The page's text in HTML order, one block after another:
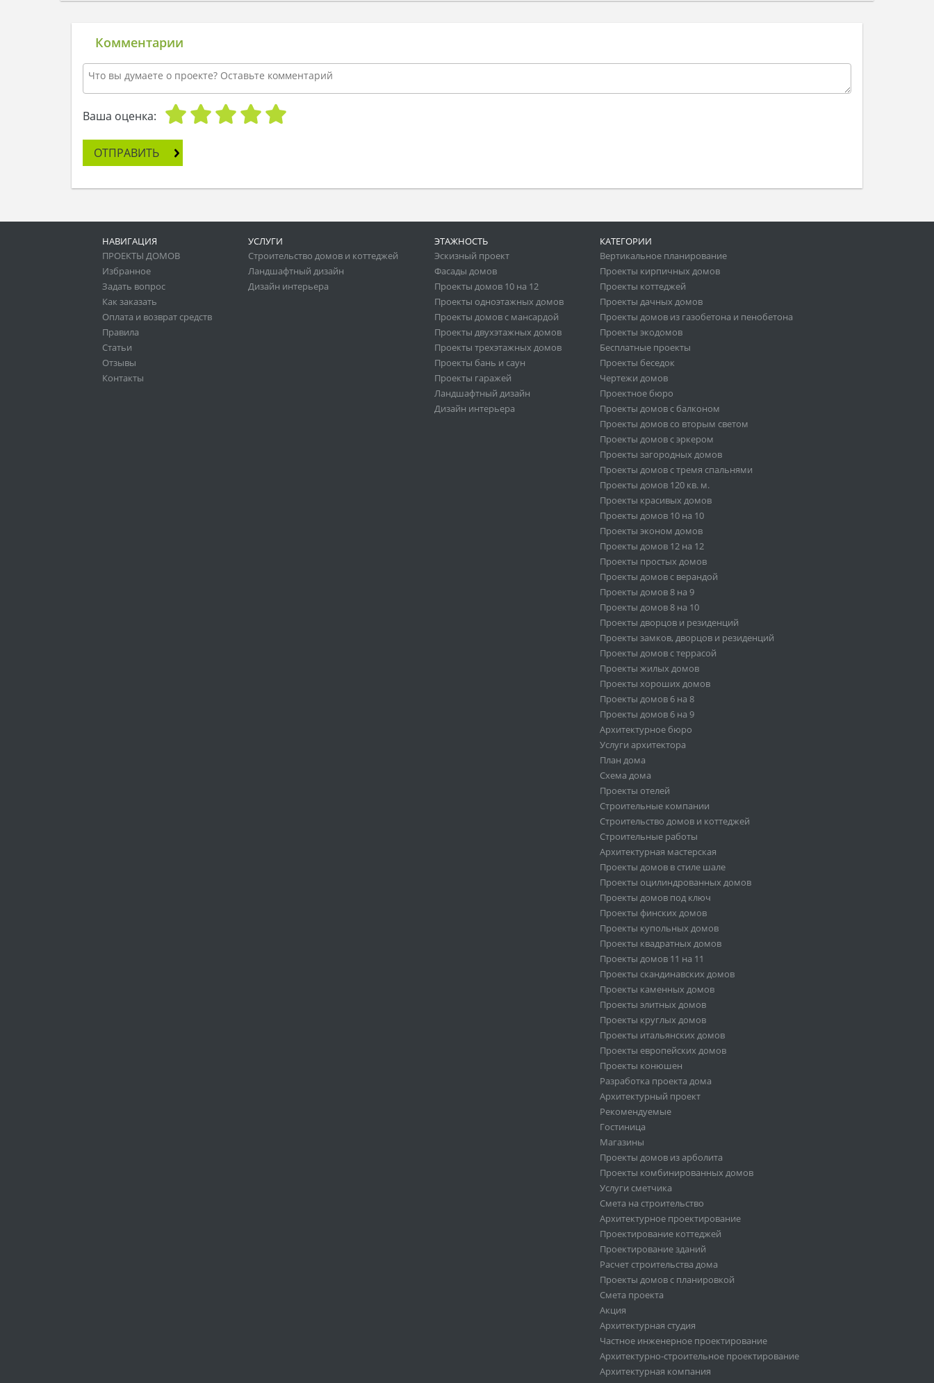
Комментарии
Ваша оценка:
ОТПРАВИТЬ
НАВИГАЦИЯ
ПРОЕКТЫ ДОМОВ
Избранное
Задать вопрос
Как заказать
Оплата и возврат средств
Правила
Статьи
Отзывы
Контакты
УСЛУГИ
Строительство домов и коттеджей
Ландшафтный дизайн
Дизайн интерьера
ЭТАЖНОСТЬ
Эскизный проект
Фасады домов
Проекты домов 10 на 12
Проекты одноэтажных домов
Проекты домов с мансардой
Проекты двухэтажных домов
Проекты трехэтажных домов
Проекты бань и саун
Проекты гаражей
Ландшафтный дизайн
Дизайн интерьера
КАТЕГОРИИ
Вертикальное планирование
Проекты кирпичных домов
Проекты коттеджей
Проекты дачных домов
Проекты домов из газобетона и пенобетона
Проекты экодомов
Бесплатные проекты
Проекты беседок
Чертежи домов
Проектное бюро
Проекты домов с балконом
Проекты домов со вторым светом
Проекты домов с эркером
Проекты загородных домов
Проекты домов с тремя спальнями
Проекты домов 120 кв. м.
Проекты красивых домов
Проекты домов 10 на 10
Проекты эконом домов
Проекты домов 12 на 12
Проекты простых домов
Проекты домов с верандой
Проекты домов 8 на 9
Проекты домов 8 на 10
Проекты дворцов и резиденций
Проекты замков, дворцов и резиденций
Проекты домов с террасой
Проекты жилых домов
Проекты хороших домов
Проекты домов 6 на 8
Проекты домов 6 на 9
Архитектурное бюро
Услуги архитектора
План дома
Схема дома
Проекты отелей
Строительные компании
Строительство домов и коттеджей
Строительные работы
Архитектурная мастерская
Проекты домов в стиле шале
Проекты оцилиндрованных домов
Проекты домов под ключ
Проекты финских домов
Проекты купольных домов
Проекты квадратных домов
Проекты домов 11 на 11
Проекты скандинавских домов
Проекты каменных домов
Проекты элитных домов
Проекты круглых домов
Проекты итальянских домов
Проекты европейских домов
Проекты конюшен
Разработка проекта дома
Архитектурный проект
Рекомендуемые
Гостиница
Магазины
Проекты домов из арболита
Проекты комбинированных домов
Услуги сметчика
Смета на строительство
Архитектурное проектирование
Проектирование коттеджей
Проектирование зданий
Расчет строительства дома
Проекты домов с планировкой
Смета проекта
Акция
Архитектурная студия
Частное инженерное проектирование
Архитектурно-строительное проектирование
Архитектурная компания